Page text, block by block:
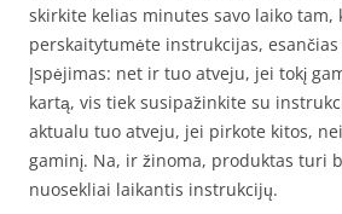
skirkite kelias minutes savo laiko tam,
perskaitytumėte instrukcijas,
Įspėjimas: net ir tuo atveju, jei tokį
kartą, vis tiek susipažinkite su
aktualu tuo atveju, jei pirkote kitos,
gaminį. Na, ir žinoma, produktas turi
nuosekliai laikantis instrukcijų.